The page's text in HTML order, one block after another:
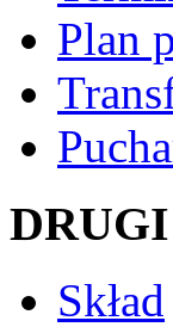
Plan
Skład